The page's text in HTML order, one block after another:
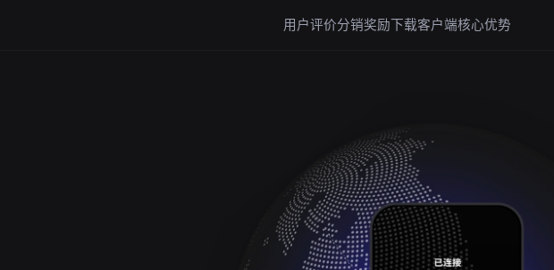
用户评价分销奖励下载客户端核心优势